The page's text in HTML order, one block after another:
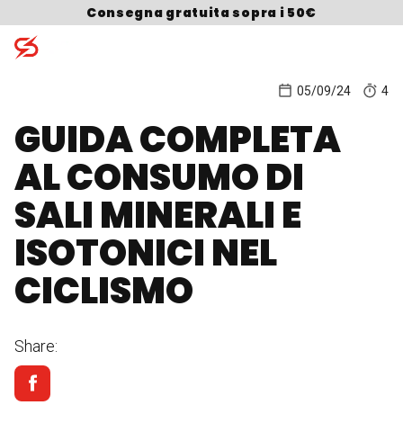
Skip to contentConsegna gratuita sopra i 50€
05/09/24 4
GUIDA COMPLETA
AL CONSUMO DI
SALI MINERALI E
ISOTONICI NEL
CICLISMO
Share:
Search for: